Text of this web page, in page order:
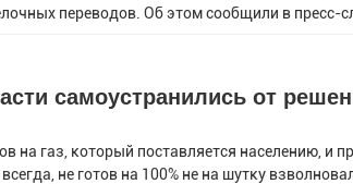
переводов. Об этом сообщили в пресс-
самоустранились от
на газ, который поставляется населению, и
не готов на 100% не на шутку